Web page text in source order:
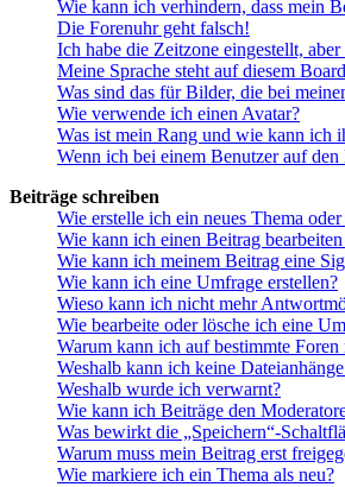
Wie kann ich verhindern, dass mein
Die Forenuhr geht falsch!
Ich habe die Zeitzone eingestellt,
Meine Sprache steht auf diesem
Was sind das für Bilder, die bei
Wie verwende ich einen Avatar?
Was ist mein Rang und wie kann ich
Wenn ich bei einem Benutzer auf
Beiträge schreiben
Wie erstelle ich ein neues Thema
Wie kann ich einen Beitrag
Wie kann ich meinem Beitrag eine
Wie kann ich eine Umfrage erstellen?
Wieso kann ich nicht mehr
Wie bearbeite oder lösche ich eine
Warum kann ich auf bestimmte
Weshalb kann ich keine
Weshalb wurde ich verwarnt?
Wie kann ich Beiträge den
Was bewirkt die „Speichern“-
Warum muss mein Beitrag erst
Wie markiere ich ein Thema als neu?